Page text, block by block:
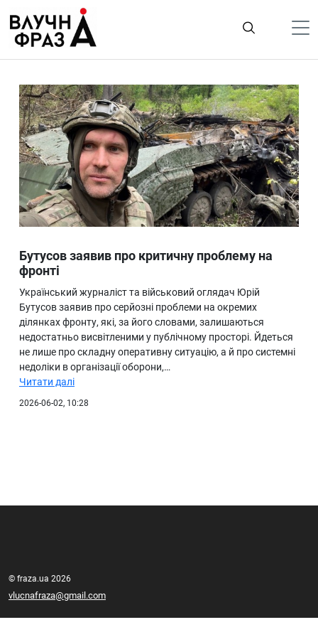
содержимому
Гроші
Життя
Лайфстайл
ТехноНаука
Людина
Ukraine
Про нас
Бутусов заявив про критичну проблему на
фронті
Український журналіст та військовий оглядач Юрій
Бутусов заявив про серйозні проблеми на окремих
ділянках фронту, які, за його словами, залишаються
недостатньо висвітленими у публічному просторі. Йдеться
не лише про складну оперативну ситуацію, а й про системні
недоліки в організації оборони,…
Читати далі
2026-06-02, 10:28
© fraza.ua 2026
vlucnafraza@gmail.com